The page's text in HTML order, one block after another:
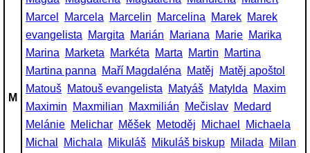
M
Marcel
Marcela Marcelin Marcelina Marek Marek
evangelista
Margita Marián Mariana Marie Marika
Marina
Marketa Markéta Marta Martin
Martina
Martina panna
Maří Magdaléna Matěj
Matěj apoštol
Matouš Matouš evangelista Matyáš Matylda
Maxim
Maximin
Maxmilian Maxmilián Mečislav Medard
Melánie Melichar Měšek Metoděj Michael
Michaela
Michal
Michala Mikuláš Mikuláš biskup Milada
Milan